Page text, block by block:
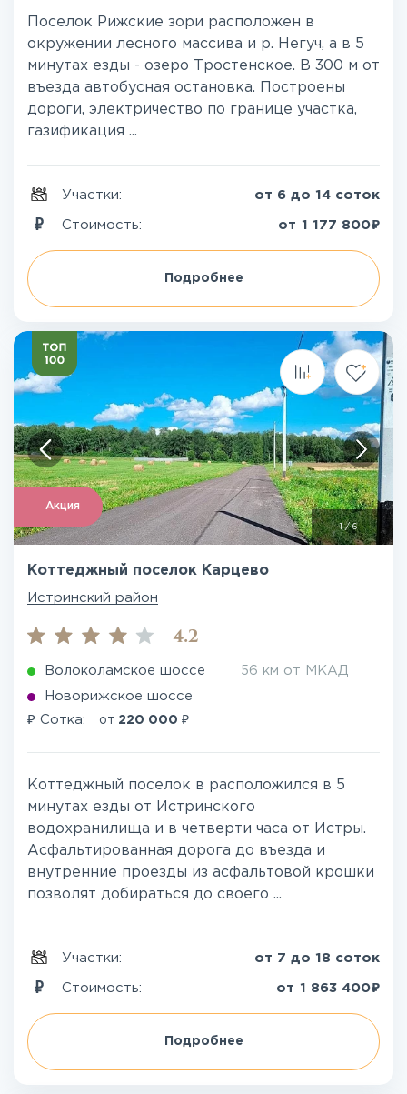
Поселок Рижские зори расположен в
окружении лесного массива и р. Негуч, а в 5
минутах езды - озеро Тростенское. В 300 м от
въезда автобусная остановка. Построены
дороги, электричество по границе участка,
газификация ...
Участки: от 6 до 14 соток
Стоимость: от 1 177 800₽
Подробнее
Акция
1/6
Коттеджный поселок Карцево
Истринский район
4.2
Волоколамское шоссе 56 км от МКАД
Новорижское шоссе
₽ Сотка: от 220 000 ₽
Коттеджный поселок в расположился в 5
минутах езды от Истринского
водохранилища и в четверти часа от Истры.
Асфальтированная дорога до въезда и
внутренние проезды из асфальтовой крошки
позволят добираться до своего ...
Участки: от 7 до 18 соток
Стоимость: от 1 863 400₽
Подробнее